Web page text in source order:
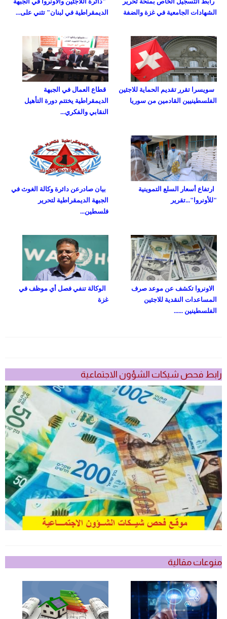
الديمقراطية في لبنان" تثني على...
الشهادات الجامعية في غزة والضفة
قطاع العمال في الجبهة
الديمقراطية يختتم دورة التأهيل
النقابي والفكري...
سويسرا تقرر تقديم الحماية للاجئين
الفلسطينيين القادمين من سوريا
بيان صادرعن دائرة وكالة الغوث في
الجبهة الديمقراطية لتحرير
فلسطين...
ارتفاع أسعار السلع التموينية
"للأونروا"...تقرير
الوكالة تنفي فصل أي موظف في
غزة
الاونروا تكشف عن موعد صرف
المساعدات النقدية للاجئين
الفلسطينين ......
رابط فحص شيكات الشؤون الاجتماعية
منوعات مقالية